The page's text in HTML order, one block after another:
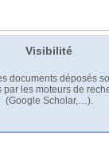
Visibilité
documents déposés
par les moteurs de
(Google Scholar,…).